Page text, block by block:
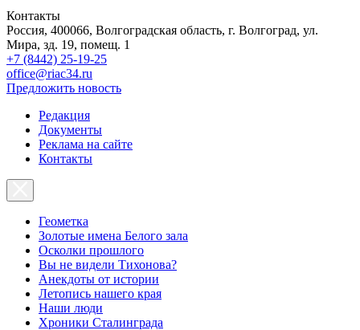
Контакты
Россия, 400066, Волгоградская область, г. Волгоград, ул.
Мира, зд. 19, помещ. 1
+7 (8442) 25-19-25
office@riac34.ru
Предложить новость
Редакция
Документы
Реклама на сайте
Контакты
Геометка
Золотые имена Белого зала
Осколки прошлого
Вы не видели Тихонова?
Анекдоты от истории
Летопись нашего края
Наши люди
Хроники Сталинграда